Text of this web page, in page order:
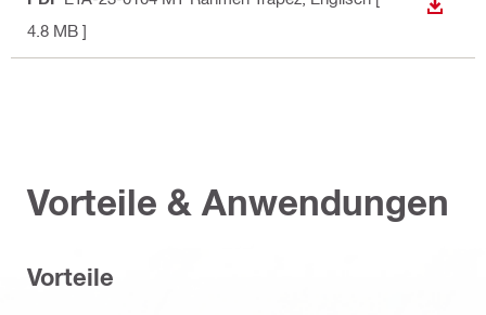
4.8 MB ]
Vorteile & Anwendungen
Vorteile